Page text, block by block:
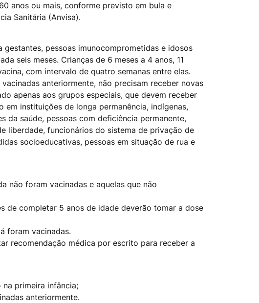
anos ou mais, conforme previsto em bula e
Sanitária (Anvisa).
pessoas imunocomprometidas e idosos
seis meses. Crianças de 6 meses a 4 anos, 11
com intervalo de quatro semanas entre elas.
anteriormente, não precisam receber novas
apenas aos grupos especiais, que devem receber
em instituições de longa permanência, indígenas,
da saúde, pessoas com deficiência permanente,
liberdade, funcionários do sistema de privação de
socioeducativas, pessoas em situação de rua e
não foram vacinadas e aquelas que não
de completar 5 anos de idade deverão tomar a dose
foram vacinadas.
recomendação médica por escrito para receber a
primeira infância;
anteriormente.